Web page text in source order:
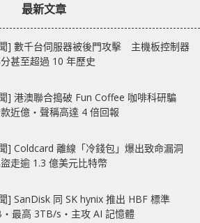
最新文章
] 數千台伺服器被後門攻擊 主機板控制器
甚至超過 10 年歷史
] 港澳聯合搗破 Fun Coffee 咖啡科研騙
近億‧聲稱高達 4 倍回報
] Coldcard 離線「冷錢包」爆出致命漏洞
走逾 1.3 億美元比特幣
] SanDisk 同 SK hynix 推出 HBF 標準
最高 3TB/s‧主攻 AI 記憶體